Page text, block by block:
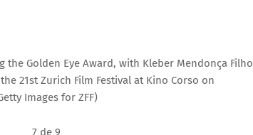
the Golden Eye Award, with Kleber Mendonça Filho
21st Zurich Film Festival at Kino Corso on
Images for ZFF)
7 de 9